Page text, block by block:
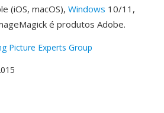
(iOS, macOS), Windows 10/11,
é produtos Adobe.
Picture Experts Group